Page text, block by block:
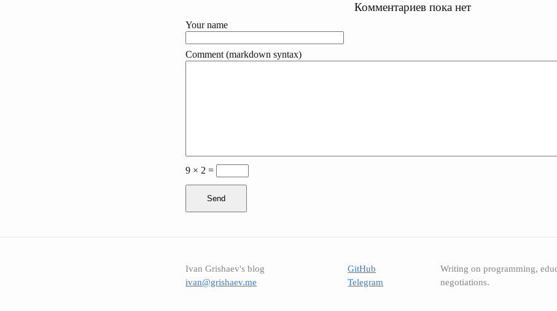
Комментариев пока нет
Your name
Comment (markdown syntax)
9 × 2 =
Send
Ivan Grishaev's blog
ivan@grishaev.me
GitHub
Telegram
Writing on programming,
negotiations.